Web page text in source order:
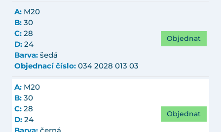
A: M20
B: 30
C: 28
D: 24
Barva: šedá
Objednací číslo: 034 2028 013 03
Objednat
A: M20
B: 30
C: 28
D: 24
Objednat